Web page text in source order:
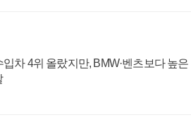
차 4위 올랐지만, BMW·벤츠보다 높은